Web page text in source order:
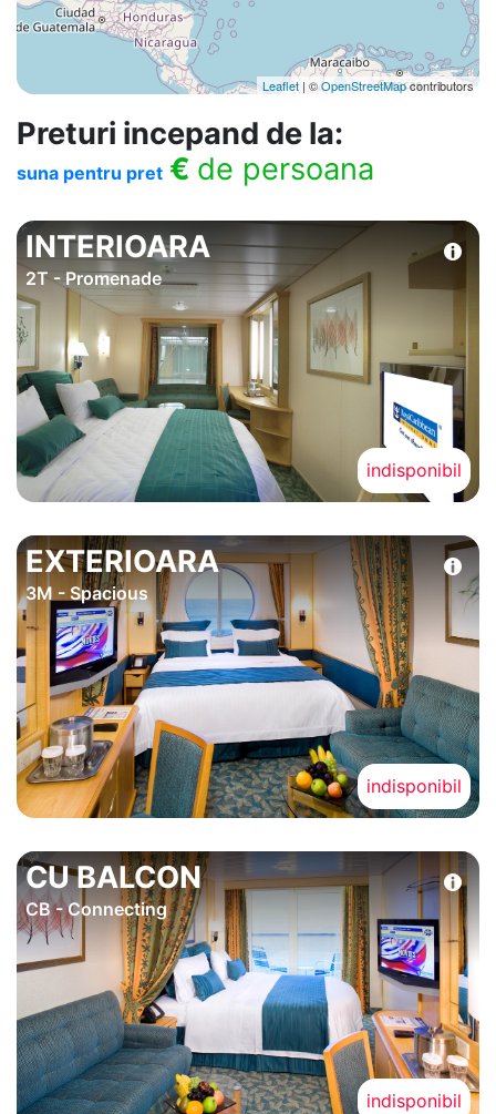
Leaflet | ©OpenStreetMapcontributors
Preturi incepand de la:
suna pentru pret € de persoana
INTERIOARA
2T - Promenade
indisponibil
EXTERIOARA
3M - Spacious
indisponibil
CU BALCON
CB - Connecting
indisponibil